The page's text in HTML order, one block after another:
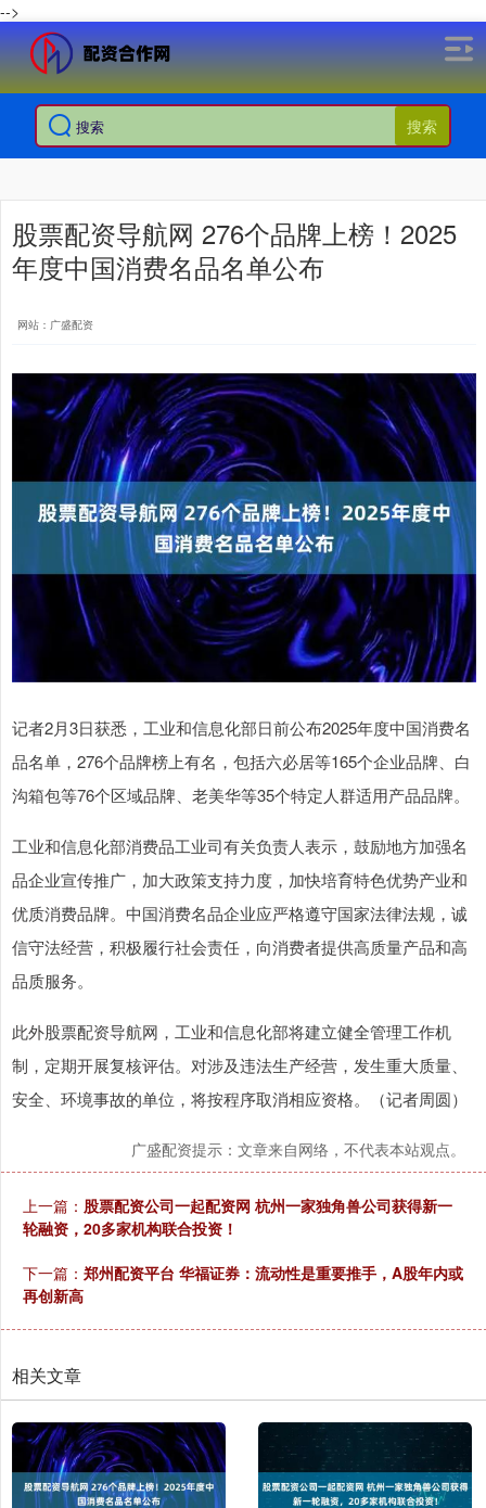
-->
搜索
股票配资导航网 276个品牌上榜！2025
年度中国消费名品名单公布
网站：广盛配资
记者2月3日获悉，工业和信息化部日前公布2025年度中国消费名
品名单，276个品牌榜上有名，包括六必居等165个企业品牌、白
沟箱包等76个区域品牌、老美华等35个特定人群适用产品品牌。
工业和信息化部消费品工业司有关负责人表示，鼓励地方加强名
品企业宣传推广，加大政策支持力度，加快培育特色优势产业和
优质消费品牌。中国消费名品企业应严格遵守国家法律法规，诚
信守法经营，积极履行社会责任，向消费者提供高质量产品和高
品质服务。
此外股票配资导航网，工业和信息化部将建立健全管理工作机
制，定期开展复核评估。对涉及违法生产经营，发生重大质量、
安全、环境事故的单位，将按程序取消相应资格。（记者周圆）
广盛配资提示：文章来自网络，不代表本站观点。
上一篇： 股票配资公司一起配资网 杭州一家独角兽公司获得新一
轮融资，20多家机构联合投资！
下一篇： 郑州配资平台 华福证券：流动性是重要推手，A股年内或
再创新高
相关文章